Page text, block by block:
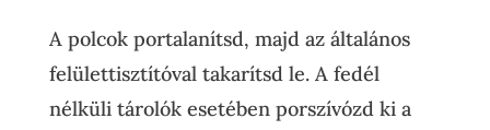
A polcok portalanítsd, majd az általános
felülettisztítóval takarítsd le. A fedél
nélküli tárolók esetében porszívózd ki a